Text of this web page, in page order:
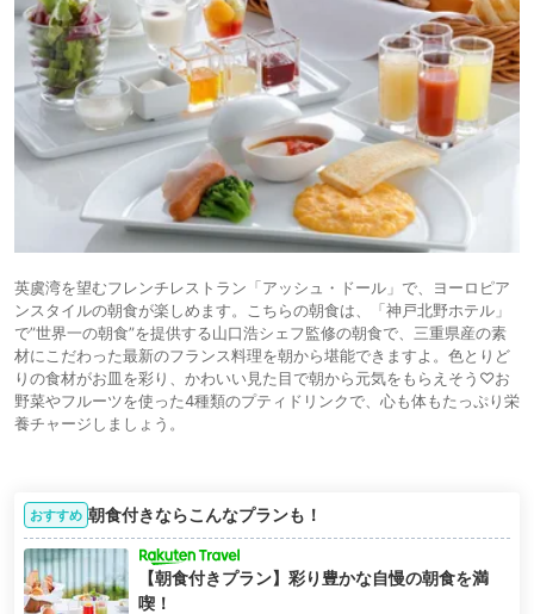
英虞湾を望むフレンチレストラン「アッシュ・ドール」で、ヨーロピア
ンスタイルの朝食が楽しめます。こちらの朝食は、「神戸北野ホテル」
で”世界一の朝食”を提供する山口浩シェフ監修の朝食で、三重県産の素
材にこだわった最新のフランス料理を朝から堪能できますよ。色とりど
りの食材がお皿を彩り、かわいい見た目で朝から元気をもらえそう♡お
野菜やフルーツを使った4種類のプティドリンクで、心も体もたっぷり栄
養チャージしましょう。
おすすめ 朝食付きならこんなプランも！
【朝食付きプラン】彩り豊かな自慢の朝食を満
喫！